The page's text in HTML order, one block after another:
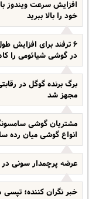
خود را بالا ببرید
۶ ترفند برای
در گوشی شیائومی را
برگ برنده‌ گوگل در
مجهز شد
انواع گوشی میان رده
عرضه پرچمدار سونی
خبر نگران کننده؛